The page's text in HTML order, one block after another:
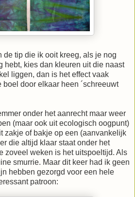
de tip die ik ooit kreeg, als je nog
hebt, kies dan kleuren uit die naast
liggen, dan is het effect vaak
door elkaar heen ´schreeuwt
onder het aanrecht maar weer
(maar ook uit ecologisch oogpunt)
zakje of bakje op een (aanvankelijk
die altijd klaar staat onder het
zoveel weken is het uitspoeltijd. Als
smurrie. Maar dit keer had ik geen
hebben gezorgd voor een hele
patroon: